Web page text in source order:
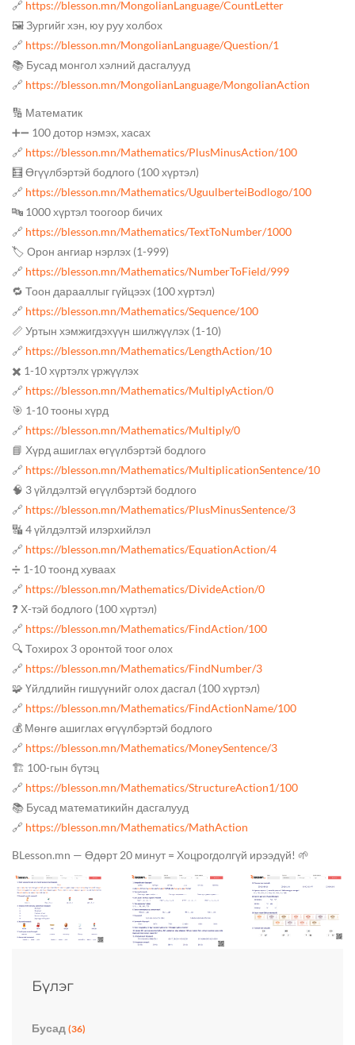
🔗 https://blesson.mn/MongolianLanguage/CountLetter
🖼️ Зургийг хэн, юу руу холбох
🔗 https://blesson.mn/MongolianLanguage/Question/1
📚 Бусад монгол хэлний дасгалууд
🔗 https://blesson.mn/MongolianLanguage/MongolianAction
🔢 Математик
➕➖ 100 дотор нэмэх, хасах
🔗 https://blesson.mn/Mathematics/PlusMinusAction/100
🧮 Өгүүлбэртэй бодлого (100 хүртэл)
🔗 https://blesson.mn/Mathematics/UguulberteiBodlogo/100
🔤 1000 хүртэл тоогоор бичих
🔗 https://blesson.mn/Mathematics/TextToNumber/1000
🏷️ Орон ангиар нэрлэх (1-999)
🔗 https://blesson.mn/Mathematics/NumberToField/999
🔁 Тоон дарааллыг гүйцээх (100 хүртэл)
🔗 https://blesson.mn/Mathematics/Sequence/100
📏 Уртын хэмжигдэхүүн шилжүүлэх (1-10)
🔗 https://blesson.mn/Mathematics/LengthAction/10
✖️ 1-10 хүртэлх үржүүлэх
🔗 https://blesson.mn/Mathematics/MultiplyAction/0
🎯 1-10 тооны хүрд
🔗 https://blesson.mn/Mathematics/Multiply/0
📘 Хүрд ашиглах өгүүлбэртэй бодлого
🔗 https://blesson.mn/Mathematics/MultiplicationSentence/10
🧠 3 үйлдэлтэй өгүүлбэртэй бодлого
🔗 https://blesson.mn/Mathematics/PlusMinusSentence/3
🔣 4 үйлдэлтэй илэрхийлэл
🔗 https://blesson.mn/Mathematics/EquationAction/4
➗ 1-10 тоонд хуваах
🔗 https://blesson.mn/Mathematics/DivideAction/0
❓ Х-тэй бодлого (100 хүртэл)
🔗 https://blesson.mn/Mathematics/FindAction/100
🔍 Тохирох 3 оронтой тоог олох
🔗 https://blesson.mn/Mathematics/FindNumber/3
🧩 Үйлдлийн гишүүнийг олох дасгал (100 хүртэл)
🔗 https://blesson.mn/Mathematics/FindActionName/100
💰 Мөнгө ашиглах өгүүлбэртэй бодлого
🔗 https://blesson.mn/Mathematics/MoneySentence/3
🏗️ 100-гын бүтэц
🔗 https://blesson.mn/Mathematics/StructureAction1/100
📚 Бусад математикийн дасгалууд
🔗 https://blesson.mn/Mathematics/MathAction
BLesson.mn — Өдөрт 20 минут = Хоцрогдолгүй ирээдүй! 🌱
Бүлэг
Бусад (36)